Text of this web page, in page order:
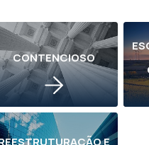
CONTENCIOSO